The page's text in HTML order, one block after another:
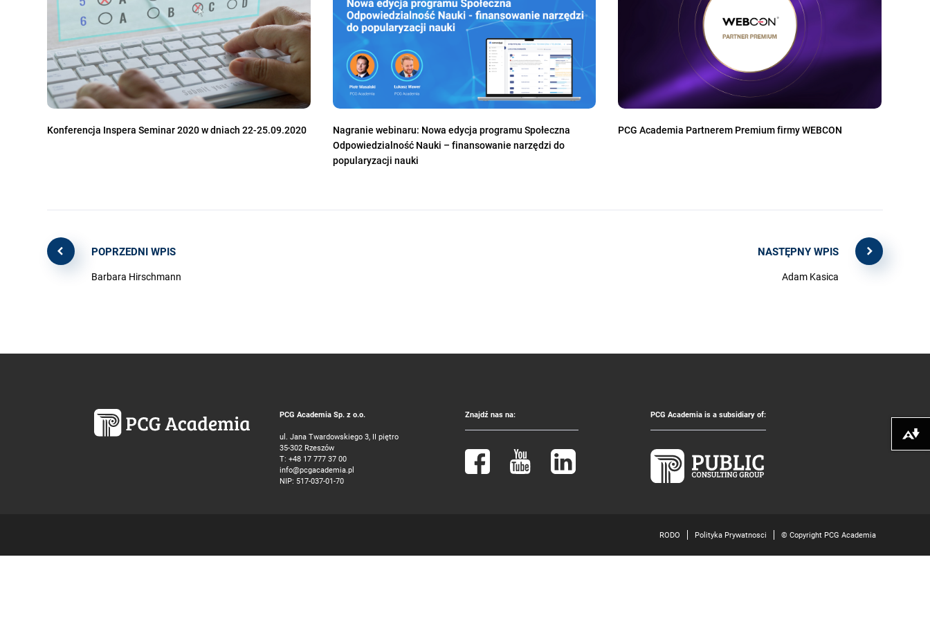
Konferencja Inspera Seminar 2020 w dniach 22-25.09.2020
Nagranie webinaru: Nowa edycja programu Społeczna
Odpowiedzialność Nauki – finansowanie narzędzi do
popularyzacji nauki
PCG Academia Partnerem Premium firmy WEBCON
POPRZEDNI WPIS
Barbara Hirschmann
NASTĘPNY WPIS
Adam Kasica
PCG Academia Sp. z o.o.
ul. Jana Twardowskiego 3, II piętro
35-302 Rzeszów
T: +48 17 777 37 00
info@pcgacademia.pl
NIP: 517-037-01-70
Znajdź nas na: PCG Academia is a subsidiary of:
RODO Polityka Prywatnosci © Copyright PCG Academia
Pobierz